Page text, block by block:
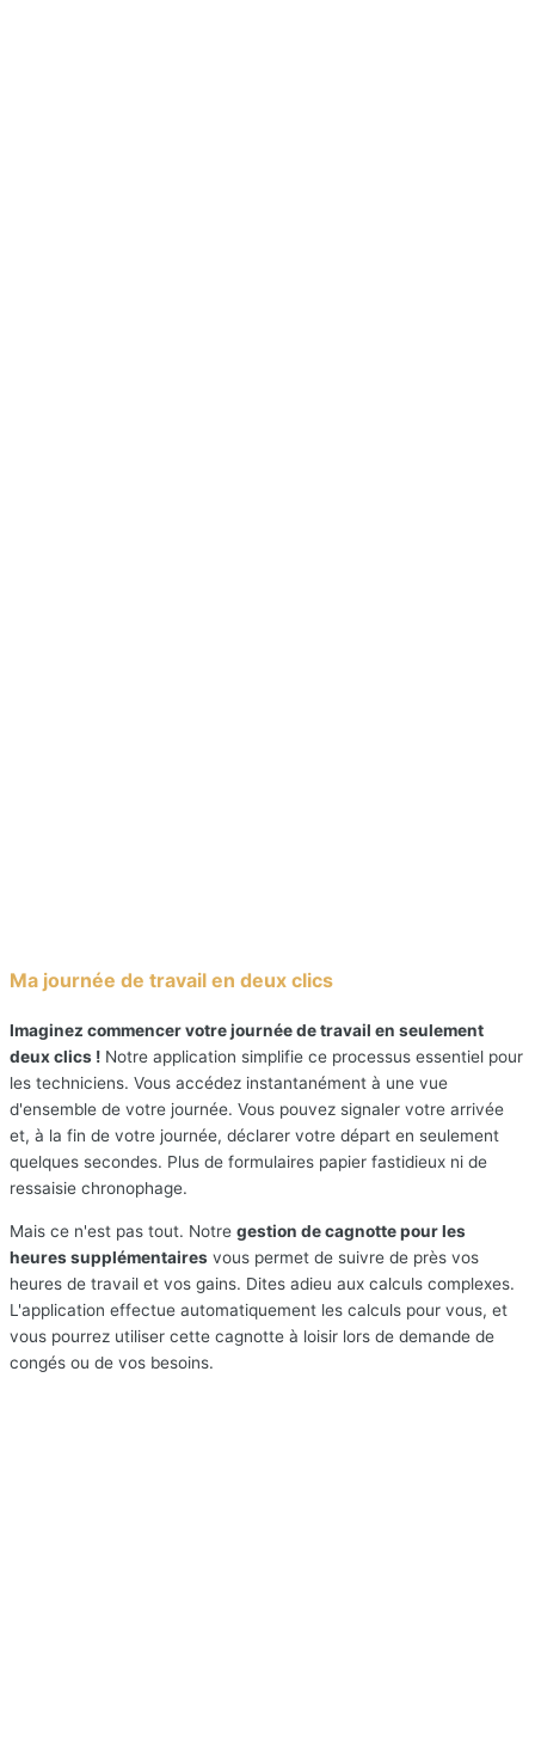
Ma journée de travail en deux clics
Imaginez commencer votre journée de travail en seulement
deux clics ! Notre application simplifie ce processus essentiel pour
les techniciens. Vous accédez instantanément à une vue
d'ensemble de votre journée. Vous pouvez signaler votre arrivée
et, à la fin de votre journée, déclarer votre départ en seulement
quelques secondes. Plus de formulaires papier fastidieux ni de
ressaisie chronophage.
Mais ce n'est pas tout. Notre gestion de cagnotte pour les
heures supplémentaires vous permet de suivre de près vos
heures de travail et vos gains. Dites adieu aux calculs complexes.
L'application effectue automatiquement les calculs pour vous, et
vous pourrez utiliser cette cagnotte à loisir lors de demande de
congés ou de vos besoins.